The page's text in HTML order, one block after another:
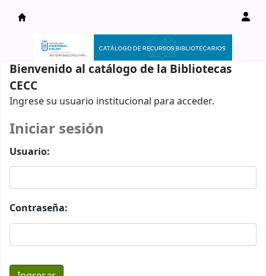
Catálogo en línea
Bienvenido al catálogo de la Bibliotecas
CECC
Ingrese su usuario institucional para acceder.
Iniciar sesión
Usuario:
Contraseña: